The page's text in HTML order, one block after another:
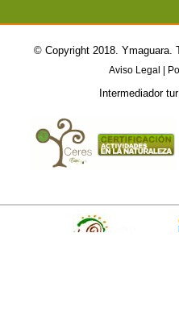
© Copyright 2018. Ymaguara.
Aviso Legal
Intermediador